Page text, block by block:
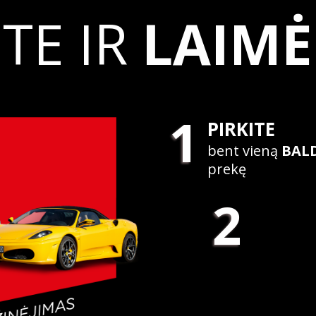
IR
1 PIRKITE
bent vieną
prekę
2